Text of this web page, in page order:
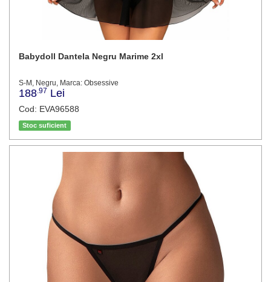
Babydoll Dantela Negru Marime 2xl
S-M, Negru, Marca: Obsessive
188 .97 Lei
Cod: EVA96588
Stoc suficient